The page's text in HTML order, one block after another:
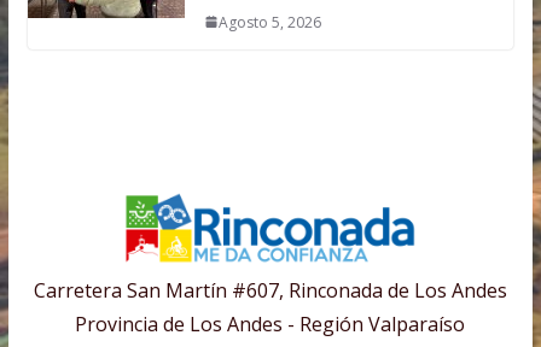
Agosto 5, 2026
Carretera San Martín #607, Rinconada de Los Andes
Provincia de Los Andes - Región Valparaíso